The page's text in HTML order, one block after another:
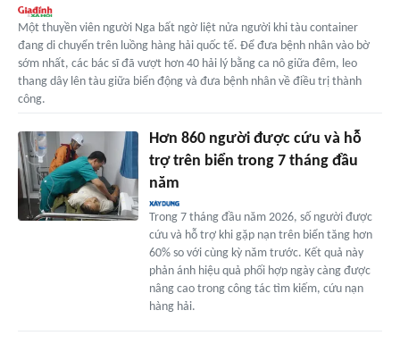
Một thuyền viên người Nga bất ngờ liệt nửa người khi tàu container
đang di chuyển trên luồng hàng hải quốc tế. Để đưa bệnh nhân vào bờ
sớm nhất, các bác sĩ đã vượt hơn 40 hải lý bằng ca nô giữa đêm, leo
thang dây lên tàu giữa biển động và đưa bệnh nhân về điều trị thành
công.
Hơn 860 người được cứu và hỗ
trợ trên biển trong 7 tháng đầu
năm
Trong 7 tháng đầu năm 2026, số người được
cứu và hỗ trợ khi gặp nạn trên biển tăng hơn
60% so với cùng kỳ năm trước. Kết quả này
phản ánh hiệu quả phối hợp ngày càng được
nâng cao trong công tác tìm kiếm, cứu nạn
hàng hải.